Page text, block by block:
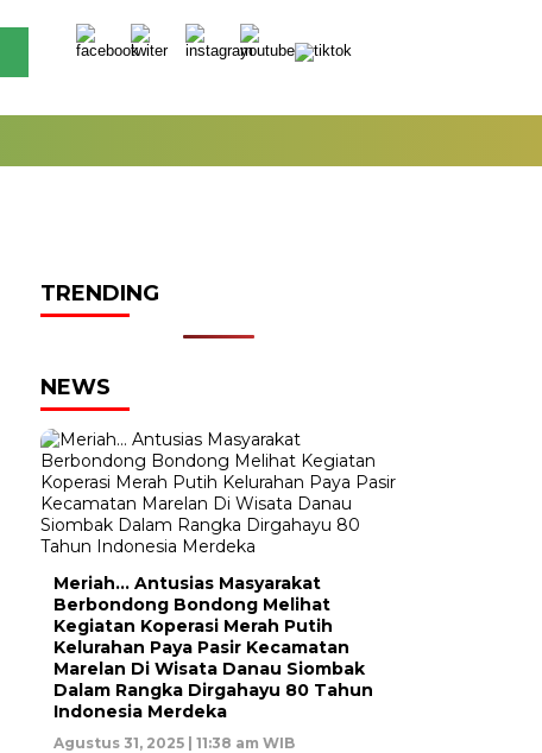
TRENDING
NEWS
Meriah… Antusias Masyarakat
Berbondong Bondong Melihat
Kegiatan Koperasi Merah Putih
Kelurahan Paya Pasir Kecamatan
Marelan Di Wisata Danau Siombak
Dalam Rangka Dirgahayu 80 Tahun
Indonesia Merdeka
Agustus 31, 2025 | 11:38 am WIB